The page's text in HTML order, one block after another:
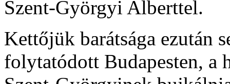
Szent-Györgyi Alberttel.
Kettőjük barátsága ezután
folytatódott Budapesten, a